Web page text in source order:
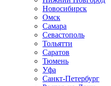
Новосибирск
Омск
Самара
Севастополь
Тольятти
Саратов
Тюмень
Уфа
Санкт-Петербург